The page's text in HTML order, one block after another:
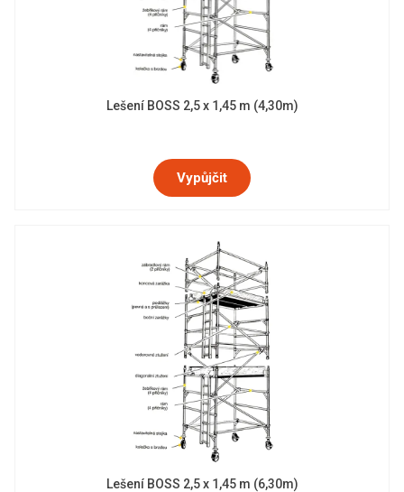
Lešení BOSS 2,5 x 1,45 m (4,30m)
Vypůjčit
Lešení BOSS 2,5 x 1,45 m (6,30m)